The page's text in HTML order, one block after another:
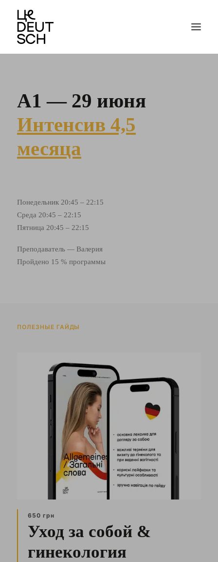
А1 — 29 июня
Интенсив 4,5
месяца
Понедельник 20:45 – 22:15
Среда 20:45 – 22:15
Пятница 20:45 – 22:15
Преподаватель — Валерия
Пройдено 15 % программы
ПОЛЕЗНЫЕ ГАЙДЫ
650 грн
Уход за собой &
гинекология